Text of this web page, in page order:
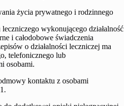
życia prywatnego i rodzinnego
wykonującego działalność
i całodobowe świadczenia
o działalności leczniczej ma
telefonicznego lub
osobami.
kontaktu z osobami